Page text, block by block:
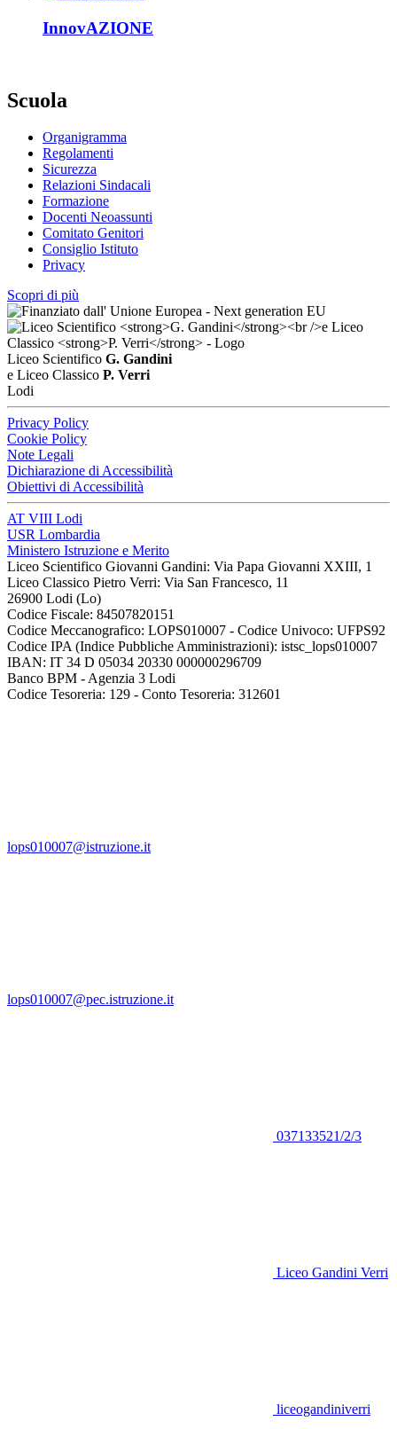
InnovAZIONE
Scuola
Organigramma
Regolamenti
Sicurezza
Relazioni Sindacali
Formazione
Docenti Neoassunti
Comitato Genitori
Consiglio Istituto
Privacy
Scopri di più
Liceo Scientifico G. Gandini
e Liceo Classico P. Verri
Lodi
Privacy Policy
Cookie Policy
Note Legali
Dichiarazione di Accessibilità
Obiettivi di Accessibilità
AT VIII Lodi
USR Lombardia
Ministero Istruzione e Merito
Liceo Scientifico Giovanni Gandini: Via Papa Giovanni XXIII, 1
Liceo Classico Pietro Verri: Via San Francesco, 11
26900 Lodi (Lo)
Codice Fiscale: 84507820151
Codice Meccanografico: LOPS010007 - Codice Univoco: UFPS92
Codice IPA (Indice Pubbliche Amministrazioni): istsc_lops010007
IBAN: IT 34 D 05034 20330 000000296709
Banco BPM - Agenzia 3 Lodi
Codice Tesoreria: 129 - Conto Tesoreria: 312601
lops010007@istruzione.it
lops010007@pec.istruzione.it
037133521/2/3
Liceo Gandini Verri
liceogandiniverri